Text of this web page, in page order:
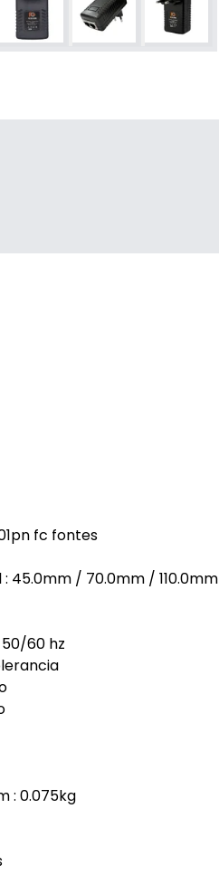
fc fontes
45.0mm / 70.0mm / 110.0mm
60 hz
: 0.075kg